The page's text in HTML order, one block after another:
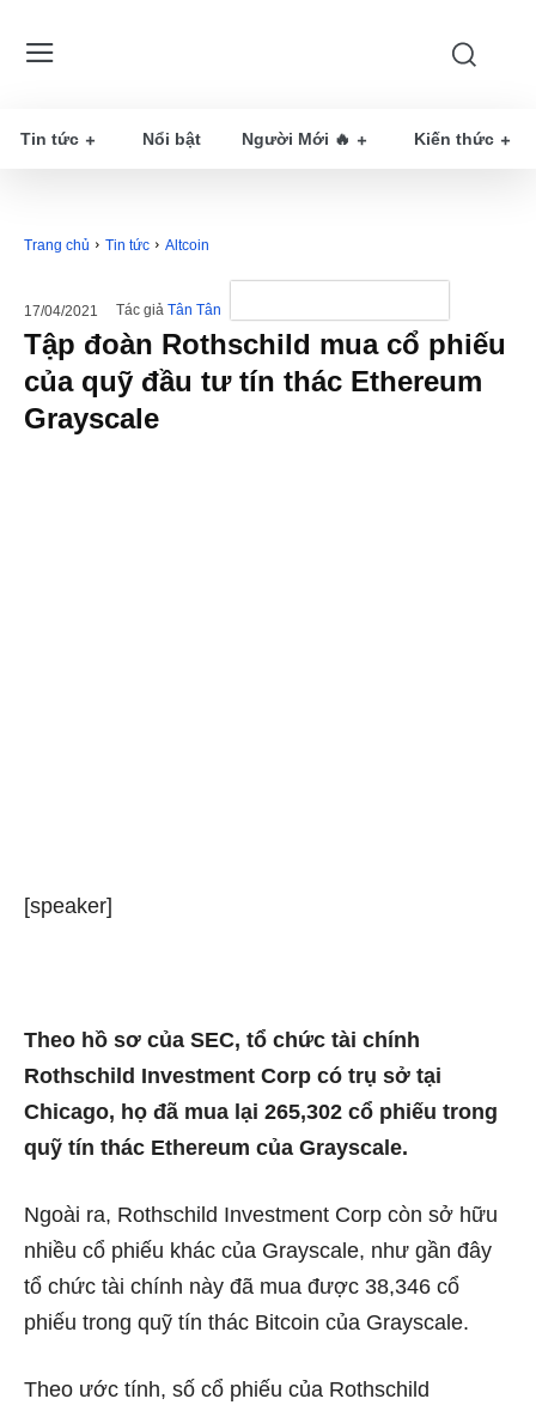
Tin tức Nổi bật Người Mới 🔥 Kiến thức
Trang chủ Tin tức Altcoin
17/04/2021 Tác giả Tân Tân
Tập đoàn Rothschild mua cổ phiếu
của quỹ đầu tư tín thác Ethereum
Grayscale
[speaker]
Theo hồ sơ của SEC, tổ chức tài chính
Rothschild Investment Corp có trụ sở tại
Chicago, họ đã mua lại 265,302 cổ phiếu trong
quỹ tín thác Ethereum của Grayscale.
Ngoài ra, Rothschild Investment Corp còn sở hữu
nhiều cổ phiếu khác của Grayscale, như gần đây
tổ chức tài chính này đã mua được 38,346 cổ
phiếu trong quỹ tín thác Bitcoin của Grayscale.
Theo ước tính, số cổ phiếu của Rothschild